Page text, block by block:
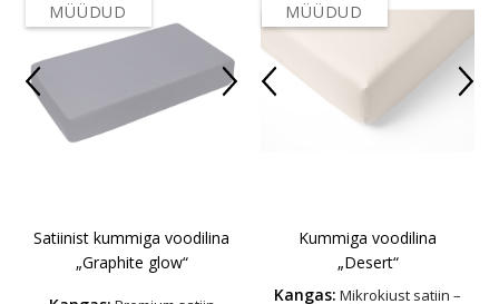
MÜÜDUD
Satiinist kummiga voodilina
„Graphite glow“
MÜÜDUD
Kummiga voodilina
„Desert“
Kangas: Mikrokiust satiin –